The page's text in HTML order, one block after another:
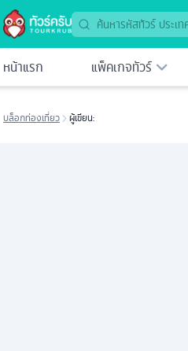
หน้าแรก แพ็คเกจทัวร์
บล็อกท่องเที่ยว ผู้เขียน: